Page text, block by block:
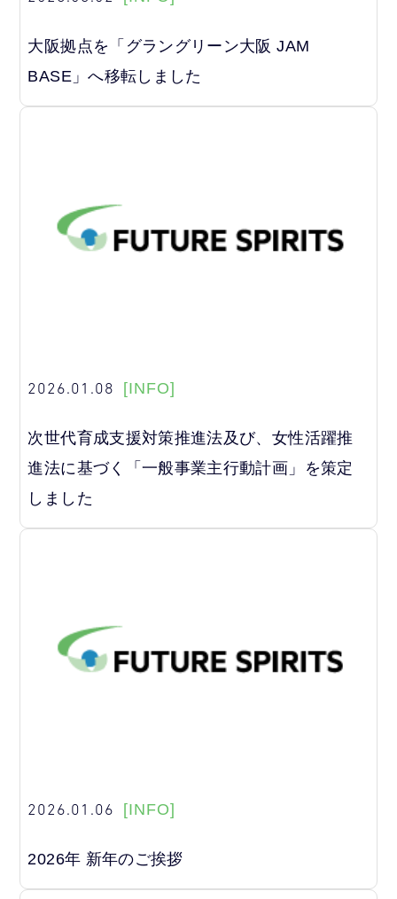
大阪拠点を「グラングリーン大阪 JAM
BASE」へ移転しました
2026.01.08 [INFO]
次世代育成支援対策推進法及び、女性活躍推
進法に基づく「一般事業主行動計画」を策定
しました
2026.01.06 [INFO]
2026年 新年のご挨拶